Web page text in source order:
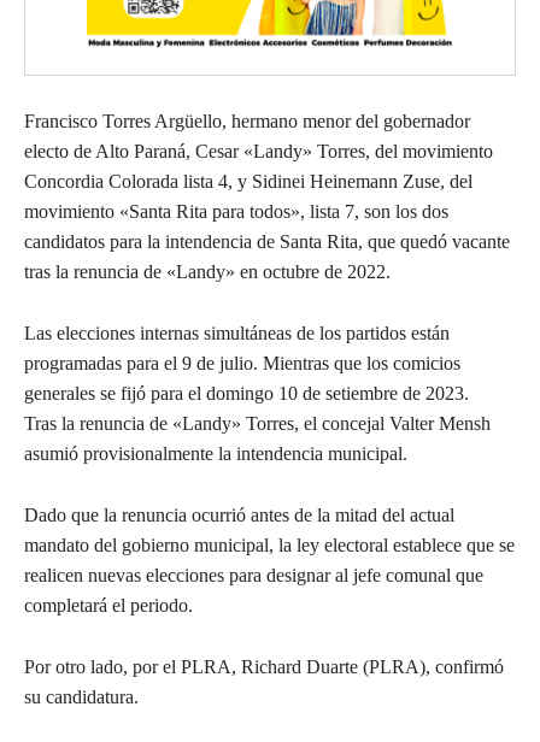
Francisco Torres Argüello, hermano menor del gobernador
electo de Alto Paraná, Cesar «Landy» Torres, del movimiento
Concordia Colorada lista 4, y Sidinei Heinemann Zuse, del
movimiento «Santa Rita para todos», lista 7, son los dos
candidatos para la intendencia de Santa Rita, que quedó vacante
tras la renuncia de «Landy» en octubre de 2022.
Las elecciones internas simultáneas de los partidos están
programadas para el 9 de julio. Mientras que los comicios
generales se fijó para el domingo 10 de setiembre de 2023.
Tras la renuncia de «Landy» Torres, el concejal Valter Mensh
asumió provisionalmente la intendencia municipal.
Dado que la renuncia ocurrió antes de la mitad del actual
mandato del gobierno municipal, la ley electoral establece que se
realicen nuevas elecciones para designar al jefe comunal que
completará el periodo.
Por otro lado, por el PLRA, Richard Duarte (PLRA), confirmó
su candidatura.